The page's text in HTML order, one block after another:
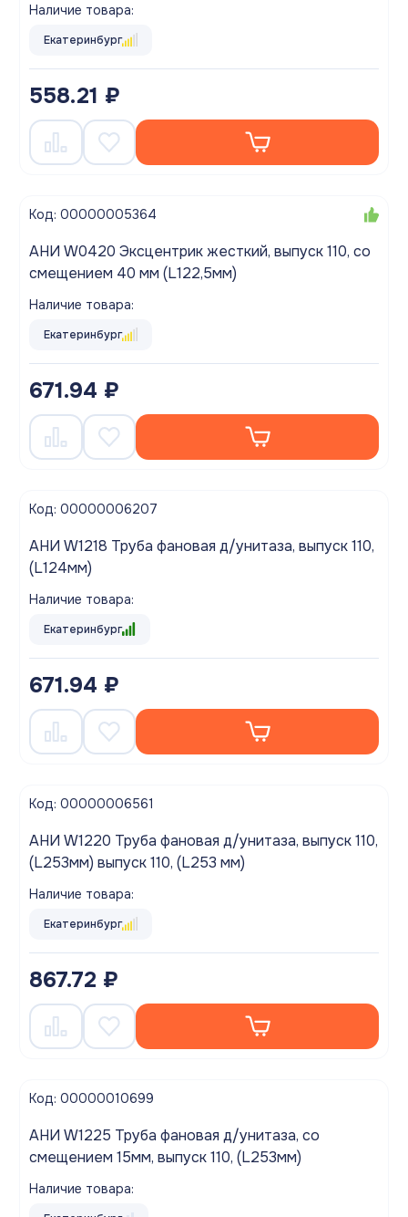
Наличие товара:
Екатеринбург
558.21 ₽
Код: 00000005364
АНИ W0420 Эксцентрик жесткий, выпуск 110, со
смещением 40 мм (L122,5мм)
Наличие товара:
Екатеринбург
671.94 ₽
Код: 00000006207
АНИ W1218 Труба фановая д/унитаза, выпуск 110,
(L124мм)
Наличие товара:
Екатеринбург
671.94 ₽
Код: 00000006561
АНИ W1220 Труба фановая д/унитаза, выпуск 110,
(L253мм) выпуск 110, (L253 мм)
Наличие товара:
Екатеринбург
867.72 ₽
Код: 00000010699
АНИ W1225 Труба фановая д/унитаза, со
смещением 15мм, выпуск 110, (L253мм)
Наличие товара: